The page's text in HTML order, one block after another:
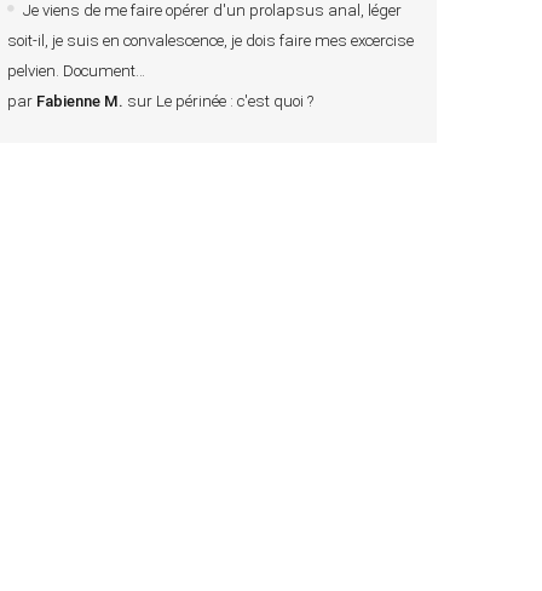
Je viens de me faire opérer d'un prolapsus anal, léger
soit-il, je suis en convalescence, je dois faire mes excercise
pelvien. Document
par Fabienne M. sur Le périnée : c'est quoi ?